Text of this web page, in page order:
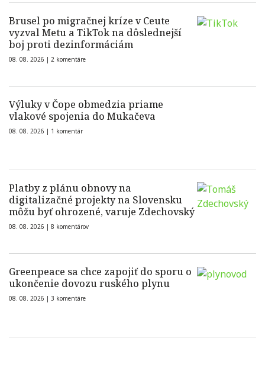
Brusel po migračnej kríze v Ceute
vyzval Metu a TikTok na dôslednejší
boj proti dezinformáciám
08. 08. 2026 | 2 komentáre
Výluky v Čope obmedzia priame
vlakové spojenia do Mukačeva
08. 08. 2026 | 1 komentár
Platby z plánu obnovy na
digitalizačné projekty na Slovensku
môžu byť ohrozené, varuje Zdechovský
08. 08. 2026 | 8 komentárov
Greenpeace sa chce zapojiť do sporu o
ukončenie dovozu ruského plynu
08. 08. 2026 | 3 komentáre